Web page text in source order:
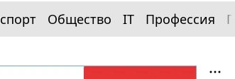
Общество IT Профессия